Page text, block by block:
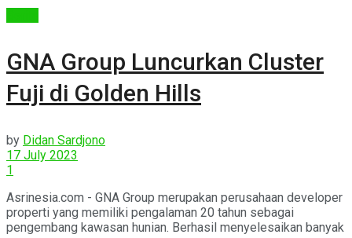
GNA Group Luncurkan Cluster
Fuji di Golden Hills
by Didan Sardjono
17 July 2023
1
Asrinesia.com - GNA Group merupakan perusahaan developer
properti yang memiliki pengalaman 20 tahun sebagai
pengembang kawasan hunian. Berhasil menyelesaikan banyak